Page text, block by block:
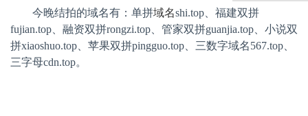
今晚结拍的域名有：单拼域名shi.top 、福建双拼
fujian.top 、融资双拼rongzi.top 、管家双拼guanjia.top 、小说双
拼xiaoshuo.top 、苹果双拼pingguo.top 、三数字域名567.top
三字母cdn.top。